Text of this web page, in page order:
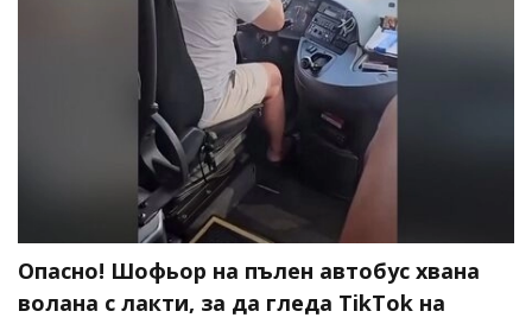
Опасно! Шофьор на пълен автобус хвана
волана с лакти, за да гледа TikTok на